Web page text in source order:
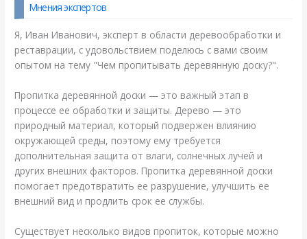
Мнения экспертов
Я, Иван Иванович, эксперт в области деревообработки и
реставрации, с удовольствием поделюсь с вами своим
опытом на тему "Чем пропитывать деревянную доску?".
Пропитка деревянной доски — это важный этап в
процессе ее обработки и защиты. Дерево — это
природный материал, который подвержен влиянию
окружающей среды, поэтому ему требуется
дополнительная защита от влаги, солнечных лучей и
других внешних факторов. Пропитка деревянной доски
помогает предотвратить ее разрушение, улучшить ее
внешний вид и продлить срок ее службы.
Существует несколько видов пропиток, которые можно